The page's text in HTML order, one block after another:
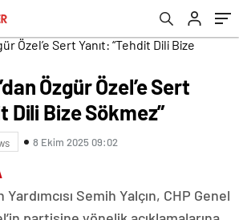
Özgür Özel’e Sert
Dili Bize Sökmez”
8 Ekim 2025 09:02
Semih Yalçın, CHP Genel